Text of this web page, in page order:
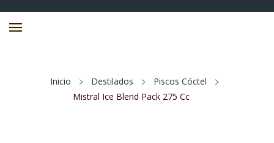
Inicio Destilados
Piscos Cóctel
Mistral Ice Blend Pack 275 Cc